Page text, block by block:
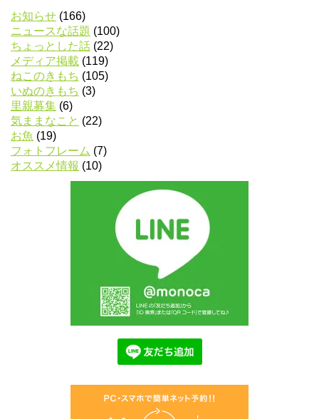
お知らせ (166)
ニュースな話題 (100)
ちょっとした話 (22)
メディア掲載 (119)
ねこのきもち (105)
いぬのきもち (3)
里親募集 (6)
気ままなこと (22)
お魚 (19)
フォトフレーム (7)
オススメ情報 (10)